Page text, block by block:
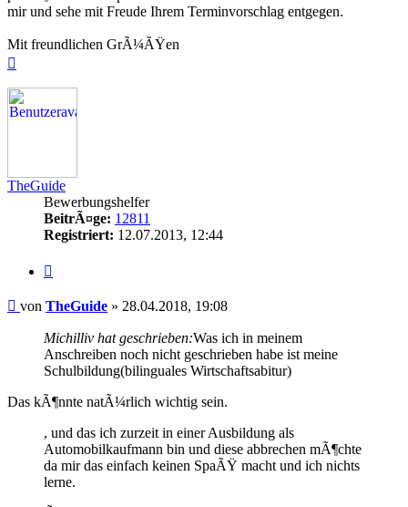
mir und sehe mit Freude Ihrem Terminvorschlag entgegen.
Mit freundlichen GrÃ¼ÃŸen
TheGuide
Bewerbungshelfer
BeitrÃ¤ge: 12811
Registriert: 12.07.2013, 12:44
Beitrag
von TheGuide » 28.04.2018, 19:08
Michilliv hat geschrieben:Was ich in meinem
Anschreiben noch nicht geschrieben habe ist meine
Schulbildung(bilinguales Wirtschaftsabitur)
Das kÃ¶nnte natÃ¼rlich wichtig sein.
, und das ich zurzeit in einer Ausbildung als
Automobilkaufmann bin und diese abbrechen mÃ¶chte
da mir das einfach keinen SpaÃŸ macht und ich nichts
lerne.